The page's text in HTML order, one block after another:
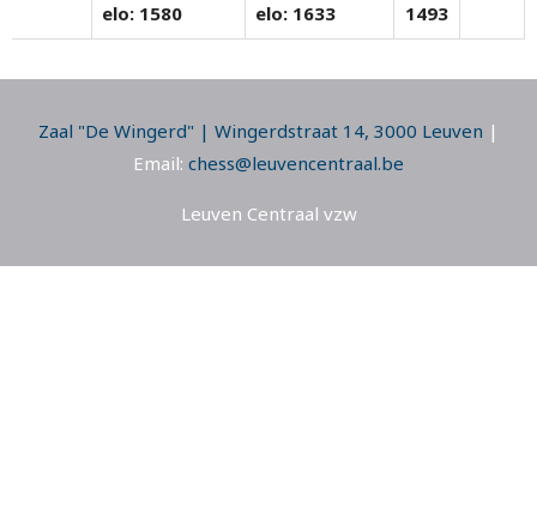
elo: 1580
elo: 1633
1493
Zaal "De Wingerd" | Wingerdstraat 14, 3000 Leuven |
Email: chess@leuvencentraal.be
Leuven Centraal vzw